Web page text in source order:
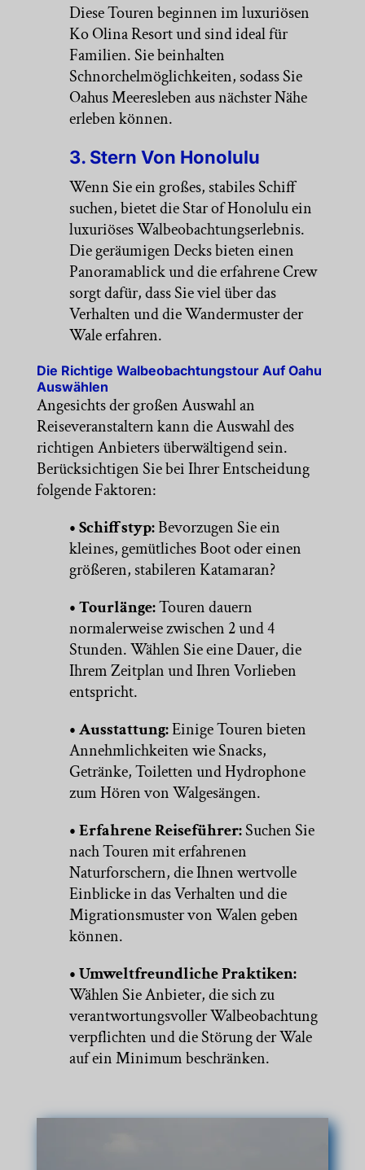
Diese Touren beginnen im luxuriösen
Ko Olina Resort und sind ideal für
Familien. Sie beinhalten
Schnorchelmöglichkeiten, sodass Sie
Oahus Meeresleben aus nächster Nähe
erleben können.
3. Stern Von Honolulu
Wenn Sie ein großes, stabiles Schiff
suchen, bietet die Star of Honolulu ein
luxuriöses Walbeobachtungserlebnis.
Die geräumigen Decks bieten einen
Panoramablick und die erfahrene Crew
sorgt dafür, dass Sie viel über das
Verhalten und die Wandermuster der
Wale erfahren.
Die Richtige Walbeobachtungstour Auf Oahu
Auswählen
Angesichts der großen Auswahl an
Reiseveranstaltern kann die Auswahl des
richtigen Anbieters überwältigend sein.
Berücksichtigen Sie bei Ihrer Entscheidung
folgende Faktoren:
• Schiffstyp:Bevorzugen Sie ein
kleines, gemütliches Boot oder einen
größeren, stabileren Katamaran?
• Tourlänge:Touren dauern
normalerweise zwischen 2 und 4
Stunden. Wählen Sie eine Dauer, die
Ihrem Zeitplan und Ihren Vorlieben
entspricht.
• Ausstattung:Einige Touren bieten
Annehmlichkeiten wie Snacks,
Getränke, Toiletten und Hydrophone
zum Hören von Walgesängen.
• Erfahrene Reiseführer:Suchen Sie
nach Touren mit erfahrenen
Naturforschern, die Ihnen wertvolle
Einblicke in das Verhalten und die
Migrationsmuster von Walen geben
können.
• Umweltfreundliche Praktiken:
Wählen Sie Anbieter, die sich zu
verantwortungsvoller Walbeobachtung
verpflichten und die Störung der Wale
auf ein Minimum beschränken.